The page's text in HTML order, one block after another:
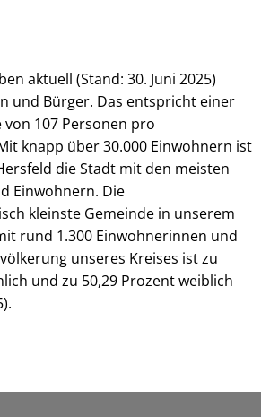
aktuell (Stand: 30. Juni 2025)
und Bürger. Das entspricht einer
107 Personen pro
knapp über 30.000 Einwohnern ist
die Stadt mit den meisten
Einwohnern. Die
kleinste Gemeinde in unserem
rund 1.300 Einwohnerinnen und
unseres Kreises ist zu
und zu 50,29 Prozent weiblich